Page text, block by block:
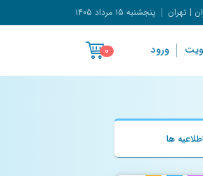
| تهران پنجشنبه ۱۵ مرداد ۱۴۰۵
ورود ۰
اطلاعیه ها